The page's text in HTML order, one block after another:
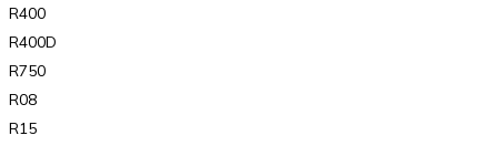
R400
R400D
R750
R08
R15